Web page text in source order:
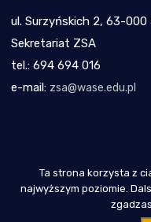
ul. Surzyńskich 2, 63-000
Sekretariat ZSA
tel.: 694 694 016
e-mail: zsa@wase.edu.pl
Ta strona korzysta z
najwyższym poziomie.